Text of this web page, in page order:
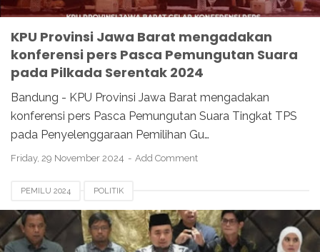
KPU Provinsi Jawa Barat mengadakan
konferensi pers Pasca Pemungutan Suara
pada Pilkada Serentak 2024
Bandung - KPU Provinsi Jawa Barat mengadakan
konferensi pers Pasca Pemungutan Suara Tingkat TPS
pada Penyelenggaraan Pemilihan Gu…
Friday, 29 November 2024 Add Comment
PEMILU 2024 POLITIK